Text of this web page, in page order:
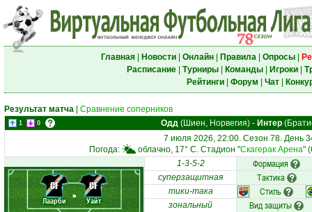
Главная| Новости| Онлайн| Правила| Опросы|
Расписание| Турниры| Команды| Игроки|
Рейтинги| Форум Чат|
Результат матча Сравнение соперников
1 0 Одд (Шиен, Норвегия) - Интер
7 июля 2026, 22:00. Сезон 78. День
Погода:
облачно, 17° C. Стадион "Скагерак Арена"
Лаарби Уайт
CF CF
1-3-5-2 Формация
суперзащитная Тактика
тики-така Стиль
зональный Вид защиты